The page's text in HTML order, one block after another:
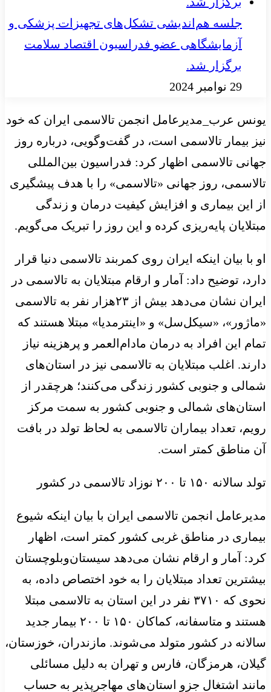
جلسه هم‌اندیشی تشکل‌های تجهیزات پزشکی و
آزمایشگاهی عضو فدراسیون اقتصاد سلامت
برگزار شد.
29 نوامبر 2024
یونس عرب_مدیرعامل انجمن تالاسمی ایران که خود
نیز بیمار تالاسمی است، در گفت‌وگویی، درباره روز
جهانی تالاسمی اظهار کرد: فدراسیون بین‌المللی
تالاسمی، روز جهانی «تالاسمی» را با هدف پیشگیری
از این بیماری و افزایش کیفیت درمان و زندگی
مبتلایان پایه‌ریزی کرده و این روز را تبریک می‌گویم.
او با بیان اینکه ایران روی کمربند تالاسمی دنیا قرار
دارد، توضیح داد: آمار و ارقام مبتلایان به تالاسمی در
ایران نشان می‌دهد بیش از ۲۳هزار نفر به تالاسمی
«ماژور»، «سیکل‌سل» و «اینترمدیا» مبتلا هستند که
تمام این افراد به درمان مادام‌العمر و پرهزینه نیاز
دارند. اغلب مبتلایان به تالاسمی نیز در استان‌های
شمالی و جنوبی کشور زندگی می‌کنند؛ هرچقدر از
استان‌های شمالی و جنوبی کشور به سمت مرکز
رویم، تعداد بیماران تالاسمی به لحاظ تولد در بافت
آن مناطق کمتر است.
تولد سالانه ۱۵۰ تا ۲۰۰ نوزاد تالاسمی در کشور
مدیرعامل انجمن تالاسمی ایران با بیان اینکه شیوع
بیماری در مناطق غربی کشور کمتر است، اظهار
کرد: آمار و ارقام نشان می‌دهد سیستان‌وبلوچستان
بیشترین تعداد مبتلایان را به خود اختصاص داده، به
نحوی که ۳۷۱۰ نفر در این استان به تالاسمی مبتلا
هستند و متاسفانه، کماکان ۱۵۰ تا ۲۰۰ بیمار جدید
سالانه در کشور متولد می‌شوند. مازندران، خوزستان،
گیلان، هرمزگان، فارس و تهران به دلیل مسائلی
مانند اشتغال جزو استان‌های مهاجرپذیر به حساب